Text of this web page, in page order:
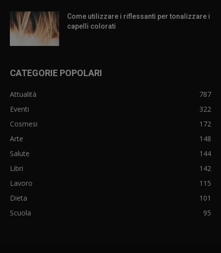
Come utilizzare i riflessanti per tonalizzare i
capelli colorati
CATEGORIE POPOLARI
Attualità
787
Eventi
322
Cosmesi
172
Arte
148
Salute
144
Libri
142
Lavoro
115
Dieta
101
Scuola
95